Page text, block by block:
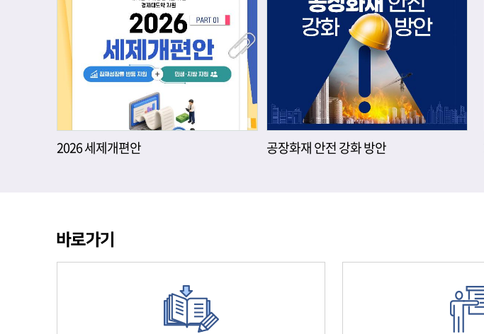
2026 세제개편안 공장화재 안전 강화 방안